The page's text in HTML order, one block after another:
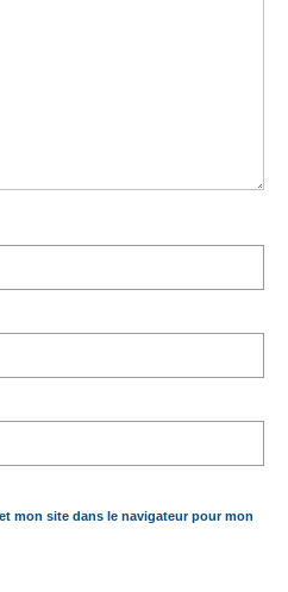
mon site dans le navigateur pour mon